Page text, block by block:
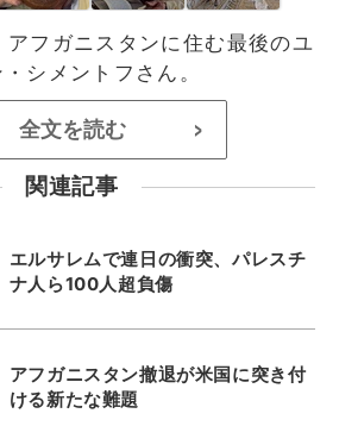
アフガニスタンに住む最後のユ
シメントフさん。
全文を読む >
関連記事
エルサレムで連日の衝突、パレスチ
ナ人ら100人超負傷
アフガニスタン撤退が米国に突き付
ける新たな難題